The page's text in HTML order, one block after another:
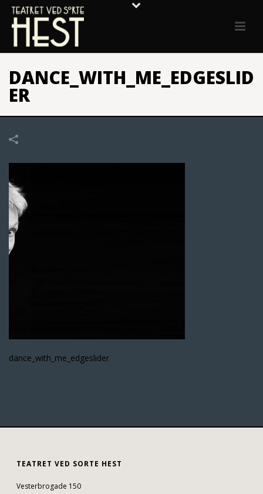
DANCE_WITH_ME_EDGESLID
ER
dance_with_me_edgeslider
TEATRET VED SORTE HEST
Vesterbrogade 150